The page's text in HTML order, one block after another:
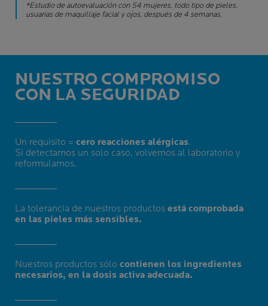
*Estudio de autoevaluación con 54 mujeres, todo tipo de pieles,
usuarias de maquillaje facial y ojos, después de 4 semanas.
NUESTRO COMPROMISO
CON LA SEGURIDAD
Un requisito = cero reacciones alérgicas.
Si detectamos un solo caso, volvemos al laboratorio y
reformulamos.
La tolerancia de nuestros productos está comprobada
en las pieles más sensibles.
Nuestros productos sólo contienen los ingredientes
necesarios, en la dosis activa adecuada.